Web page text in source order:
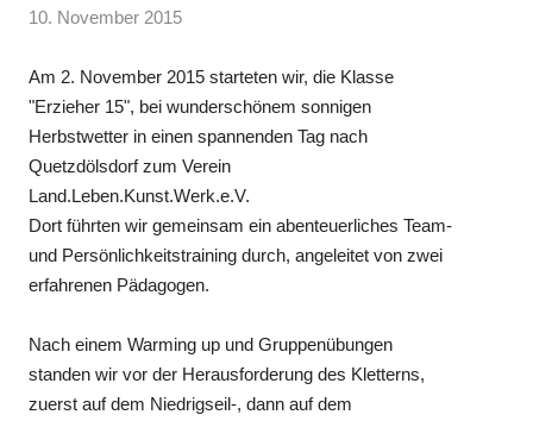
10. November 2015
Am 2. November 2015 starteten wir, die Klasse
"Erzieher 15", bei wunderschönem sonnigen
Herbstwetter in einen spannenden Tag nach
Quetzdölsdorf zum Verein
Land.Leben.Kunst.Werk.e.V.
Dort führten wir gemeinsam ein abenteuerliches Team-
und Persönlichkeitstraining durch, angeleitet von zwei
erfahrenen Pädagogen.
Nach einem Warming up und Gruppenübungen
standen wir vor der Herausforderung des Kletterns,
zuerst auf dem Niedrigseil-, dann auf dem